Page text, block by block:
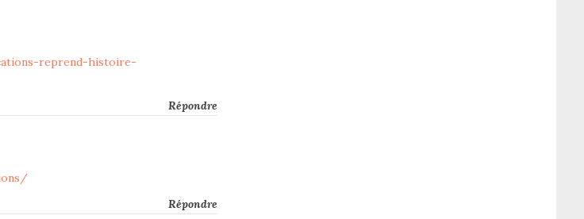
reprend-histoire-
Répondre
Répondre